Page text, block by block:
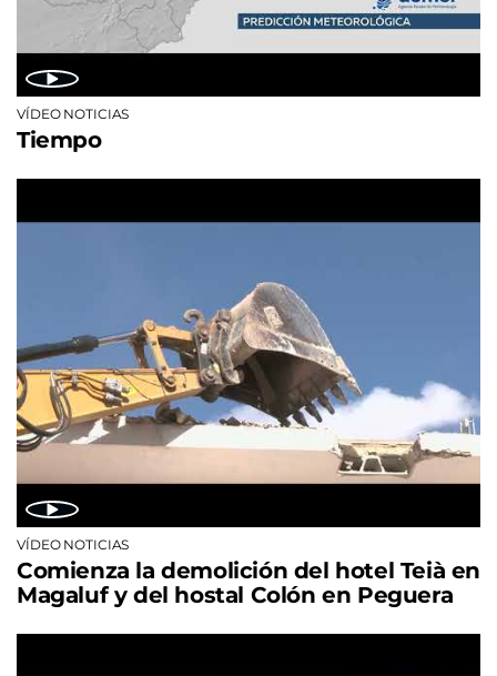
VÍDEO NOTICIAS
Tiempo
VÍDEO NOTICIAS
Comienza la demolición del hotel Teià en
Magaluf y del hostal Colón en Peguera